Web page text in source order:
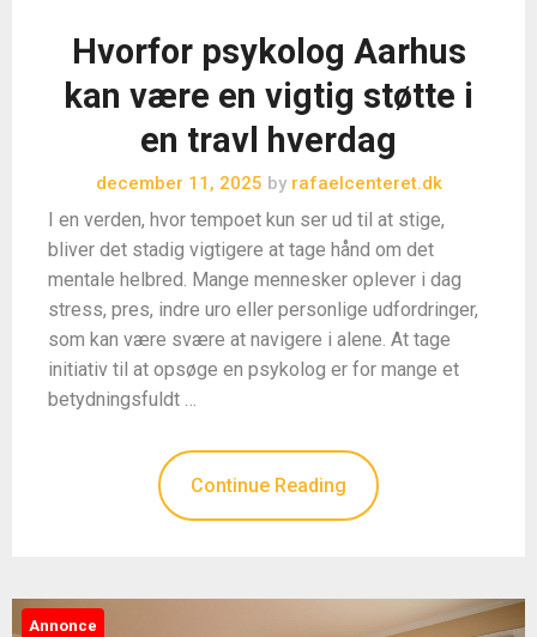
Hvorfor psykolog Aarhus
kan være en vigtig støtte i
en travl hverdag
december 11, 2025 byrafaelcenteret.dk
I en verden, hvor tempoet kun ser ud til at stige,
bliver det stadig vigtigere at tage hånd om det
mentale helbred. Mange mennesker oplever i dag
stress, pres, indre uro eller personlige udfordringer,
som kan være svære at navigere i alene. At tage
initiativ til at opsøge en psykolog er for mange et
betydningsfuldt …
Continue Reading
Annonce